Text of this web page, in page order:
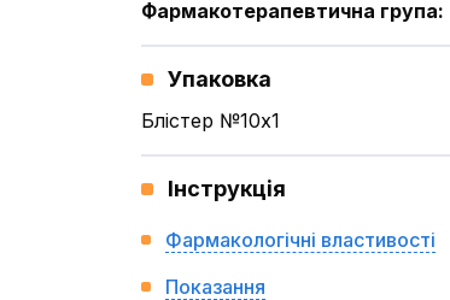
Фармакотерапевтична група:
Упаковка
Блістер №10x1
Інструкція
Фармакологічні властивості
Показання